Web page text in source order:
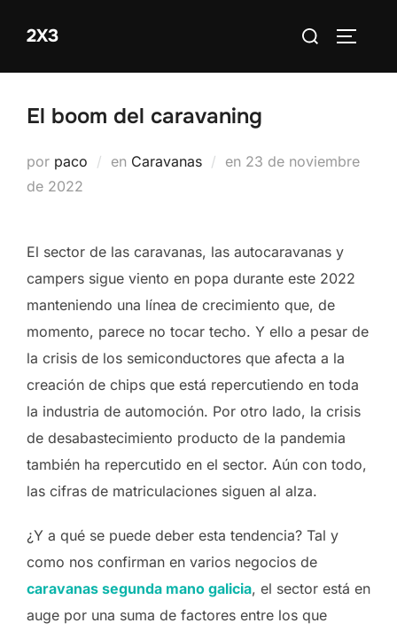
2X3 Buscar:
El boom del caravaning
por paco en Caravanas en Publicado
23 de noviembre
de 2022
El sector de las caravanas, las autocaravanas y
campers sigue viento en popa durante este 2022
manteniendo una línea de crecimiento que, de
momento, parece no tocar techo. Y ello a pesar de
la crisis de los semiconductores que afecta a la
creación de chips que está repercutiendo en toda
la industria de automoción. Por otro lado, la crisis
de desabastecimiento producto de la pandemia
también ha repercutido en el sector. Aún con todo,
las cifras de matriculaciones siguen al alza.
¿Y a qué se puede deber esta tendencia? Tal y
como nos confirman en varios negocios de
caravanas segunda mano galicia, el sector está en
auge por una suma de factores entre los que